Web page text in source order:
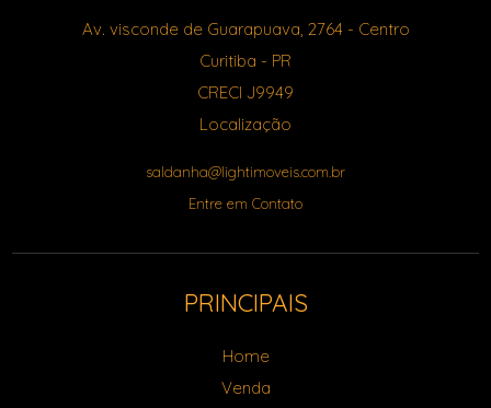
Av. visconde de Guarapuava, 2764- Centro
Curitiba - PR
CRECI J9949
Localização
saldanha@lightimoveis.com.br
Entre em Contato
PRINCIPAIS
Home
Venda